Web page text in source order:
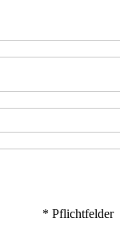
* Pflichtfelder